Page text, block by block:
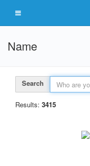
Name
Search
Results: 3415